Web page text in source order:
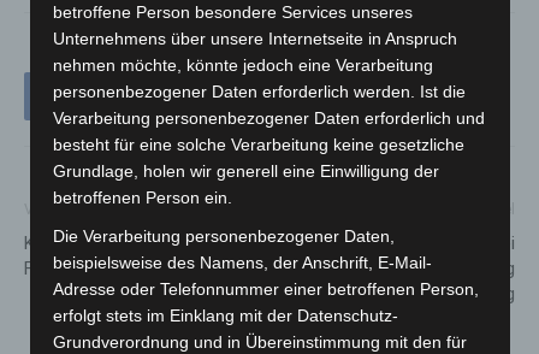
Kleine Zecken, große Gefahr:
FSME-Schutz jetzt überprüfen
Carport in Flammen: Polizei
ermittelt wegen Brandstiftung
in Langenhagen-Schulenburg
betroffene Person besondere Services unseres
Unternehmens über unsere Internetseite in Anspruch
nehmen möchte, könnte jedoch eine Verarbeitung
personenbezogener Daten erforderlich werden. Ist die
Verarbeitung personenbezogener Daten erforderlich und
besteht für eine solche Verarbeitung keine gesetzliche
Grundlage, holen wir generell eine Einwilligung der
betroffenen Person ein.
Die Verarbeitung personenbezogener Daten,
beispielsweise des Namens, der Anschrift, E-Mail-
Adresse oder Telefonnummer einer betroffenen Person,
erfolgt stets im Einklang mit der Datenschutz-
Grundverordnung und in Übereinstimmung mit den für